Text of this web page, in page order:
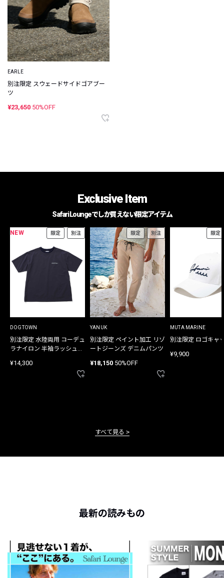
EARLE
別注限定 スウェードサイドゴアブー
ツ
¥23,650 50%OFF
Exclusive Item
Safari Loungeでしか買えない限定アイテム
NEW 限定 別注
DOGTOWN
別注限定 水陸両用 コーデュ
ラナイロン 半袖ラッシュガ
¥14,300
限定 別注
YANUK
別注限定 ペイント加工 リゾ
ートジーンズ デニムパンツ
¥18,150 50%OFF
限定
MUTA MARINE
別注限定 ロゴキャ
¥9,900
すべて見る
最新の読みもの